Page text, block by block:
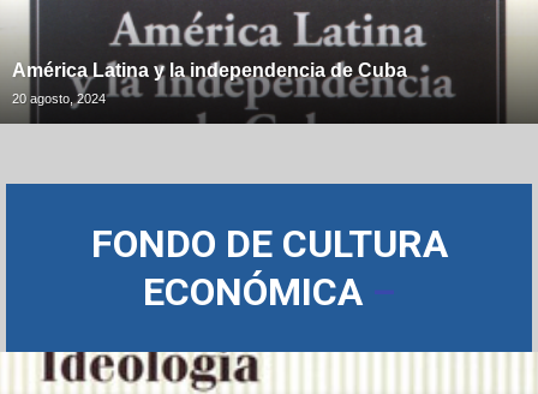
América Latina y la independencia de Cuba
20 agosto, 2024
FONDO DE CULTURA
ECONÓMICA